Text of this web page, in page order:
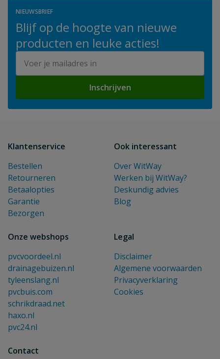
NIEUWSBRIEF
Blijf op de hoogte van nieuwe
producten en leuke acties!
Inschrijven
Klantenservice
Bestellen
Retourneren
Betaalopties
Garantie
Bezorgen
Ook interessant
Over WitWay
Werken bij WitWay?
Deskundig advies
Blog
Onze webshops
pvcvoordeel.nl
drainagebuizen.nl
tyleenslang.nl
pvcbuis.com
schrikdraad.net
haxo.nl
pvc24.nl
Legal
Disclaimer
Algemene voorwaarden
Privacyverklaring
Cookies
Contact